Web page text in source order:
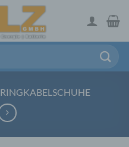
RINGKABELSCHUHE